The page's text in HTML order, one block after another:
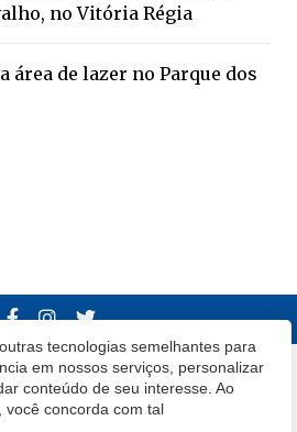
tecnologias semelhantes para
em nossos serviços, personalizar
conteúdo de seu interesse. Ao
você concorda com tal
no Vitória Régia
de lazer no Parque dos
direitos reservados.Desenvolvido por
de Uso Privacidade